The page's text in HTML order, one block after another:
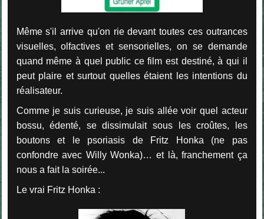
Même s'il arrive qu'on rie devant toutes ces outrances
visuelles, olfactives et sensorielles, on se demande
quand même à quel public ce film est destiné, à qui il
peut plaire et surtout quelles étaient les intentions du
réalisateur.
Comme je suis curieuse, je suis allée voir quel acteur
bossu, édenté, se dissimulait sous les croûtes, les
boutons et le psoriasis de Fritz Honka (ne pas
confondre avec Willy Wonka)… et là, franchement ça
nous a fait la soirée...
Le vrai Fritz Honka :